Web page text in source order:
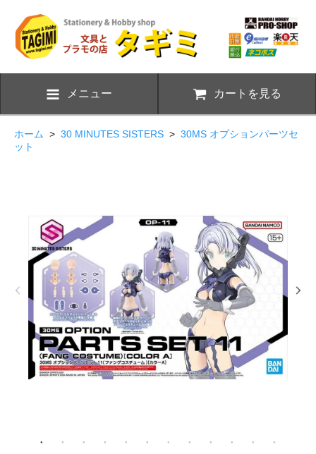
メニュー カートを見る
ホーム > 30 MINUTES SISTERS > 30MS オプションパーツセ
ット